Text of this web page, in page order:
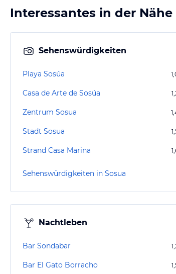
Interessantes in der Nähe
Sehenswürdigkeiten
Playa Sosúa
Casa de Arte de Sosúa
Zentrum Sosua
Stadt Sosua
Strand Casa Marina
Sehenswürdigkeiten in Sosua
Nachtleben
Bar Sondabar
Bar El Gato Borracho